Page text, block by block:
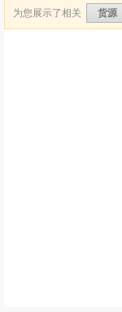
为您展示了相关 货源